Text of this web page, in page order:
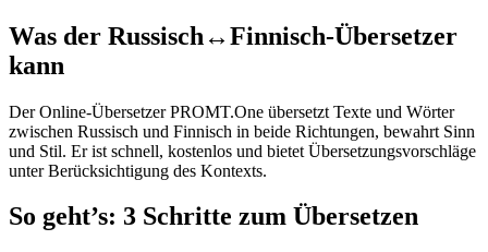
Was der Russisch↔Finnisch-Übersetzer
kann
Der Online-Übersetzer PROMT.One übersetzt Texte und Wörter
zwischen Russisch und Finnisch in beide Richtungen, bewahrt Sinn
und Stil. Er ist schnell, kostenlos und bietet Übersetzungsvorschläge
unter Berücksichtigung des Kontexts.
So geht’s: 3 Schritte zum Übersetzen